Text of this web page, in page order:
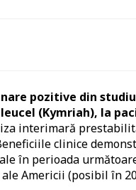
pozitive din
(Kymriah), la
interimară
clinice
în perioada
Americii (posibil în